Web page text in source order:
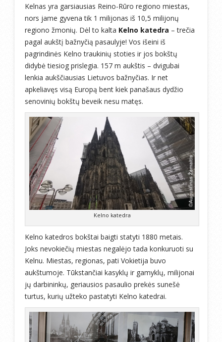
Kelnas yra garsiausias Reino-Rūro regiono miestas,
nors jame gyvena tik 1 milijonas iš 10,5 milijonų
regiono žmonių. Dėl to kalta Kelno katedra – trečia
pagal aukštį bažnyčią pasaulyje! Vos išeini iš
pagrindinės Kelno traukinių stoties ir jos bokštų
didybė tiesiog prislegia. 157 m aukštis – dvigubai
lenkia aukščiausias Lietuvos bažnyčias. Ir net
apkeliavęs visą Europą bent kiek panašaus dydžio
senovinių bokštų beveik nesu matęs.
Kelno katedra
Kelno katedros bokštai baigti statyti 1880 metais.
Joks nevokiečių miestas negalėjo tada konkuruoti su
Kelnu. Miestas, regionas, pati Vokietija buvo
aukštumoje. Tūkstančiai kasyklų ir gamyklų, milijonai
jų darbininkų, geriausios pasaulio prekės sunešė
turtus, kurių užteko pastatyti Kelno katedrai.